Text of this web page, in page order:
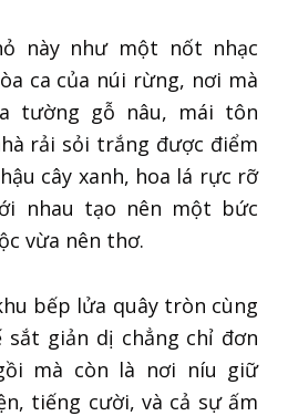
này như một nốt nhạc
ca của núi rừng, nơi mà
tường gỗ nâu, mái tôn
rải sỏi trắng được điểm
cây xanh, hoa lá rực rỡ
nhau tạo nên một bức
vừa nên thơ.
bếp lửa quây tròn cùng
sắt giản dị chẳng chỉ đơn
mà còn là nơi níu giữ
tiếng cười, và cả sự ấm